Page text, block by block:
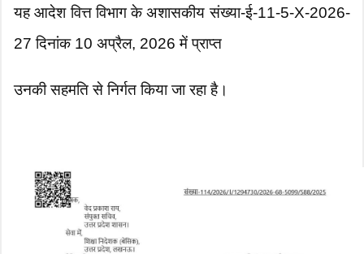
यह आदेश वित्त विभाग के अशासकीय संख्या-ई-11-5-X-2026-
27 दिनांक 10 अप्रैल, 2026 में प्राप्त
उनकी सहमति से निर्गत किया जा रहा है।